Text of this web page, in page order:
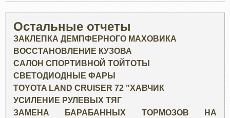
Остальные отчеты
ЗАКЛЕПКА ДЕМПФЕРНОГО МАХОВИКА
ВОССТАНОВЛЕНИЕ КУЗОВА
САЛОН СПОРТИВНОЙ ТОЙТОТЫ
СВЕТОДИОДНЫЕ ФАРЫ
TOYOTA LAND CRUISER 72 "ХАВЧИК
УСИЛЕНИЕ РУЛЕВЫХ ТЯГ
ЗАМЕНА БАРАБАННЫХ ТОРМОЗОВ НА